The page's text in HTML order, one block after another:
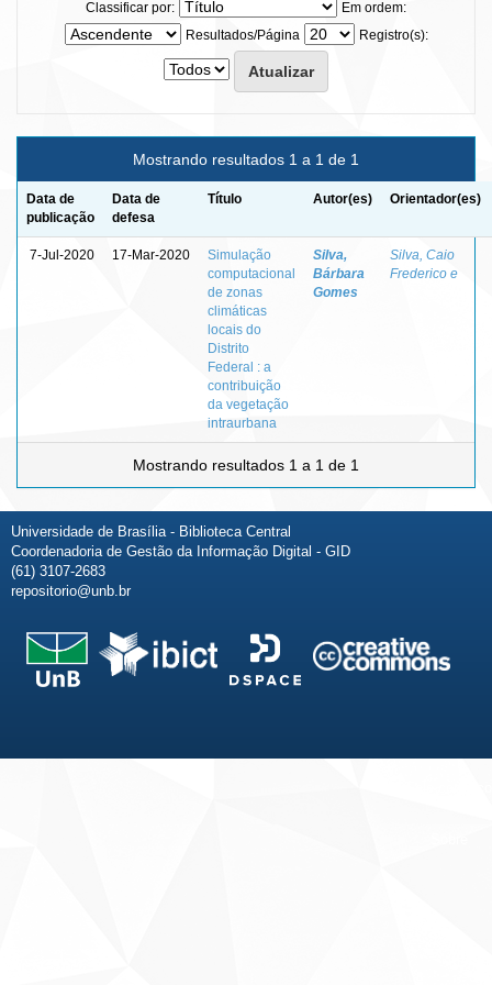
Classificar por:
Em ordem:
Resultados/Página
Registro(s):
Mostrando resultados 1 a 1 de 1
Data de
publicação
Data de
defesa
Título Autor(es) Orientador(es)
7-Jul-2020 17-Mar-2020
Simulação
computacional
de zonas
climáticas
locais do
Distrito
Federal : a
contribuição
da vegetação
intraurbana
Silva,
Bárbara
Gomes
Silva, Caio
Frederico e
Mostrando resultados 1 a 1 de 1
Universidade de Brasília - Biblioteca Central
Coordenadoria de Gestão da Informação Digital - GID
(61) 3107-2683
repositorio@unb.br